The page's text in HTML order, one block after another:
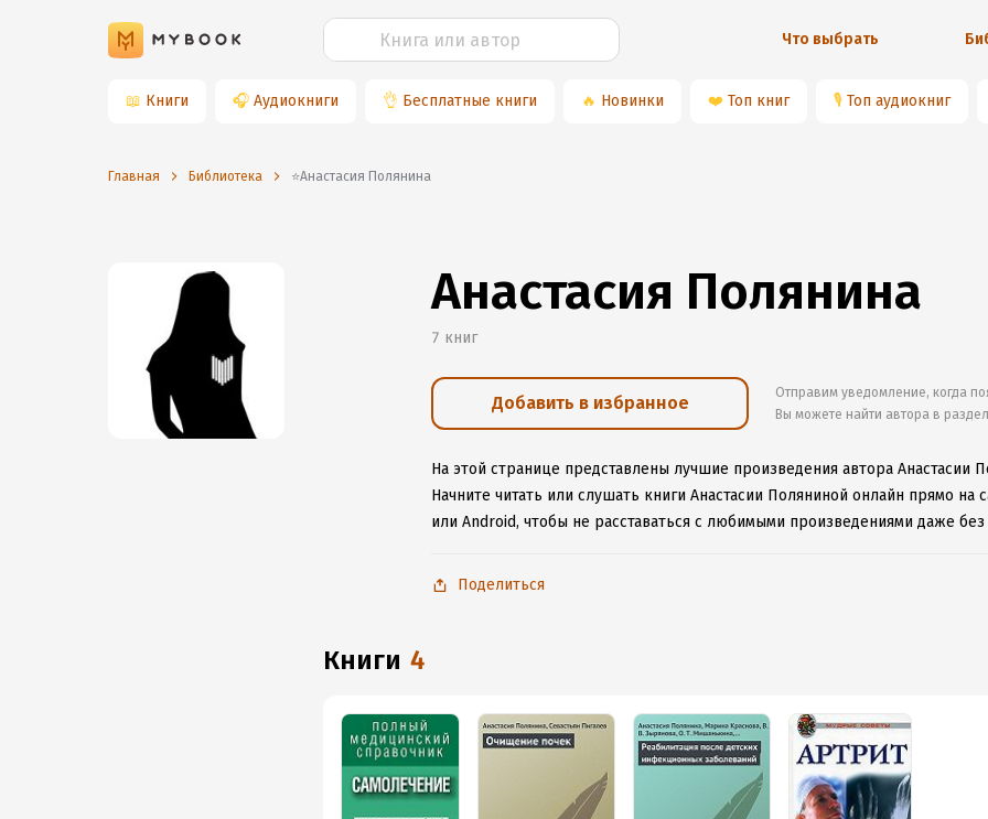
Что выбрать
📖 Книги 🎧 Аудиокниги 👌 Бесплатные книги 🔥 Новинки ❤️ Топ книг 🎙 Топ аудиокниг
Главная Библиотека ⭐️Анастасия Полянина
Анастасия Полянина
7 книг
Добавить в избранное
Отправим уведомление, когда
Вы можете найти автора в
На этой странице представлены лучшие произведения автора Анастасии
Начните читать или слушать книги Анастасии Поляниной онлайн прямо
или Android, чтобы не расставаться с любимыми произведениями даже
Поделиться
книги 4